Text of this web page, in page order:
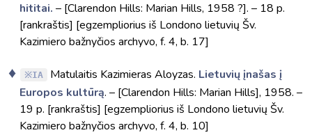
hititai. – [Clarendon Hills: Marian Hills, 1958 ?]. – 18 p.
[rankraštis] [egzempliorius iš Londono lietuvių Šv.
Kazimiero bažnyčios archyvo, f. 4, b. 17]
IA Matulaitis Kazimieras Aloyzas. Lietuvių įnašas į
Europos kultūrą. – [Clarendon Hills: Marian Hills], 1958. –
19 p. [rankraštis] [egzempliorius iš Londono lietuvių Šv.
Kazimiero bažnyčios archyvo, f. 4, b. 10]